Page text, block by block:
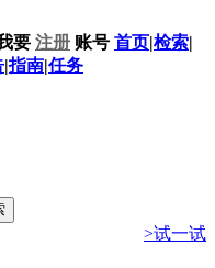
要 注册 账号 首页|检索|
|指南|任务
>试一试